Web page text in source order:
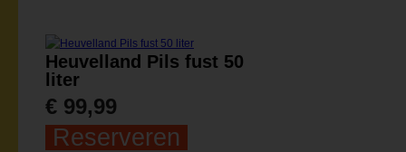
Heuvelland Pils fust 50
liter
€ 99,99
Reserveren